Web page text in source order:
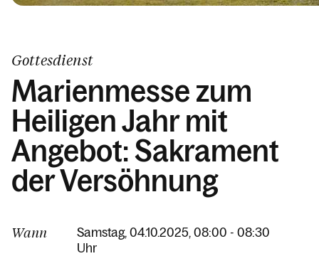
Gottesdienst
Marienmesse zum
Heiligen Jahr mit
Angebot: Sakrament
der Versöhnung
Wann
Samstag, 04.10.2025, 08:00 - 08:30
Uhr